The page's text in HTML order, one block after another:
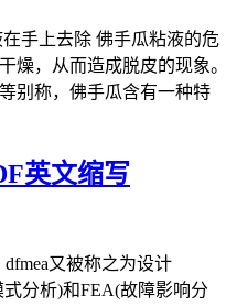
手上去除 佛手瓜粘液的危
燥，从而造成脱皮的现象。
别称，佛手瓜含有一种特
英文缩写
又被称之为设计
分析)和FEA(故障影响分